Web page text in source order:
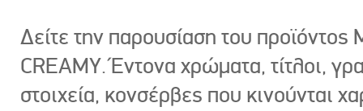
Δείτε την παρουσίαση του προϊόντος
CREAMY. Έντονα χρώματα, τίτλοι,
στοιχεία, κονσέρβες που κινούνται